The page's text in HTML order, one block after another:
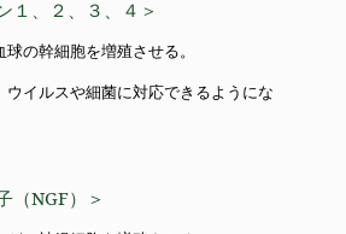
１、２、３、４＞
の幹細胞を増殖させる。
ウイルスや細菌に対応できるようにな
（NGF）＞